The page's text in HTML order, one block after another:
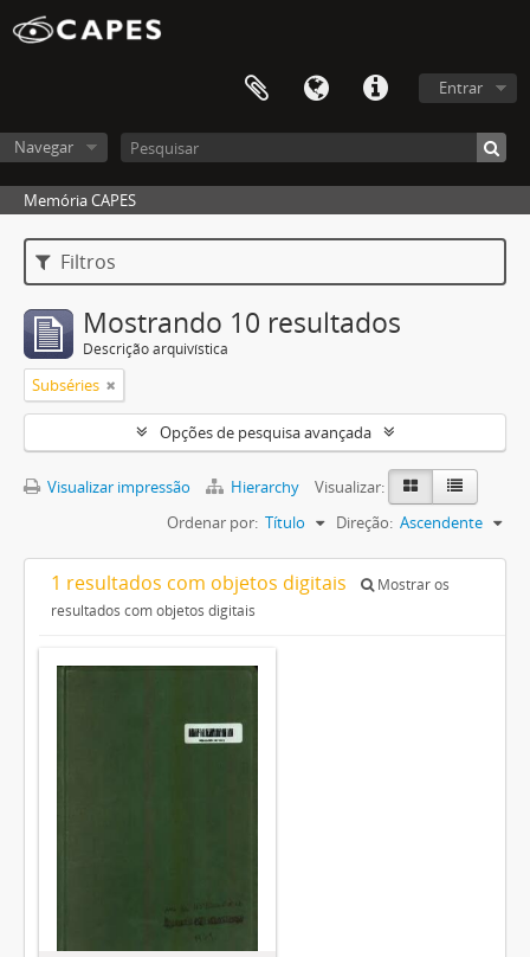
Entrar
Navegar
Memória CAPES
Filtros
Mostrando 10 resultados
Descrição arquivística
Subséries
Opções de pesquisa avançada
Visualizar impressão Hierarchy
Visualizar:
Ordenar por: Título Direção: Ascendente
1 resultados com objetos digitais
Mostrar os
resultados com objetos digitais